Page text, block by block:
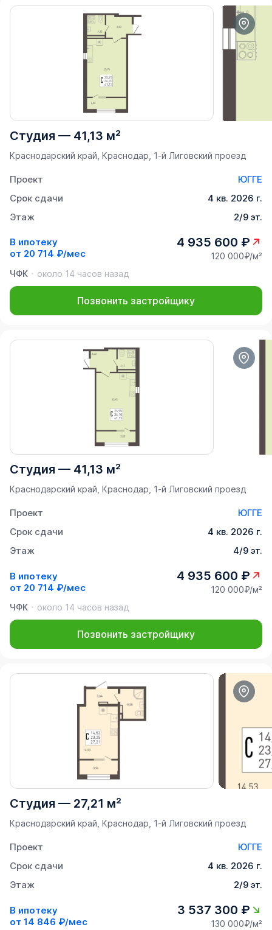
Студия — 41,13 м²
Краснодарский край, Краснодар, 1-й Лиговский проезд
Проект
ЮГГЕ
Срок сдачи
4 кв. 2026 г.
Этаж
2/9 эт.
В ипотеку
от 20 714 ₽/мес
4 935 600 ₽
120 000₽/м²
ЧФК
около 14 часов назад
Позвонить застройщику
Студия — 41,13 м²
Краснодарский край, Краснодар, 1-й Лиговский проезд
Проект
ЮГГЕ
Срок сдачи
4 кв. 2026 г.
Этаж
4/9 эт.
В ипотеку
от 20 714 ₽/мес
4 935 600 ₽
120 000₽/м²
ЧФК
около 14 часов назад
Позвонить застройщику
Студия — 27,21 м²
Краснодарский край, Краснодар, 1-й Лиговский проезд
Проект
ЮГГЕ
Срок сдачи
4 кв. 2026 г.
Этаж
2/9 эт.
В ипотеку
от 14 846 ₽/мес
3 537 300 ₽
130 000₽/м²